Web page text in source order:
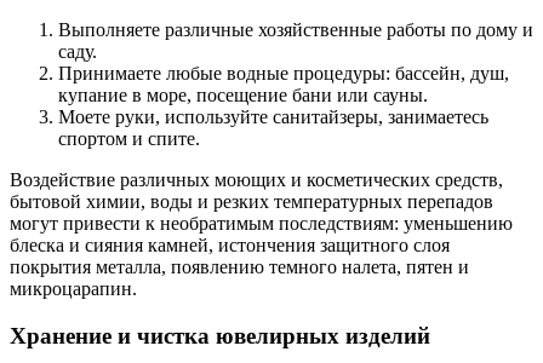
Выполняете различные хозяйственные работы по дому и
саду.
Принимаете любые водные процедуры: бассейн, душ,
купание в море, посещение бани или сауны.
Моете руки, используйте санитайзеры, занимаетесь
спортом и спите.
Воздействие различных моющих и косметических средств,
бытовой химии, воды и резких температурных перепадов
могут привести к необратимым последствиям: уменьшению
блеска и сияния камней, истончения защитного слоя
покрытия металла, появлению темного налета, пятен и
микроцарапин.
Хранение и чистка ювелирных изделий